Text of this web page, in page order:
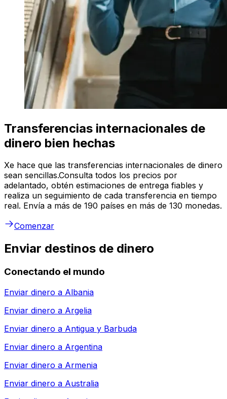
Transferencias internacionales de
dinero bien hechas
Xe hace que las transferencias internacionales de dinero
sean sencillas.Consulta todos los precios por
adelantado, obtén estimaciones de entrega fiables y
realiza un seguimiento de cada transferencia en tiempo
real. Envía a más de 190 países en más de 130 monedas.
Comenzar
Enviar destinos de dinero
Conectando el mundo
Enviar dinero a Albania
Enviar dinero a Argelia
Enviar dinero a Antigua y Barbuda
Enviar dinero a Argentina
Enviar dinero a Armenia
Enviar dinero a Australia